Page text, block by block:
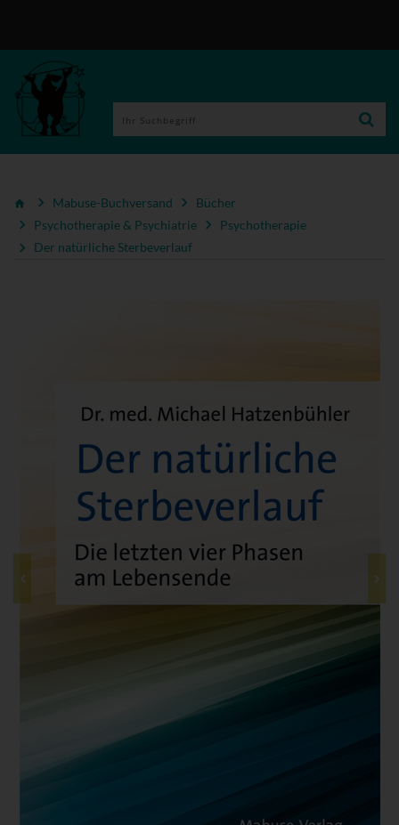
Mabuse-Buchversand
Bücher
Psychotherapie & Psychiatrie
Psychotherapie
Der natürliche Sterbeverlauf